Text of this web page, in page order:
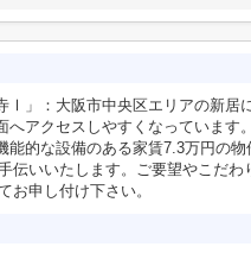
Ⅰ」：大阪市中央区エリアの新居
へアクセスしやすくなっています
能的な設備のある家賃7.3万円の
伝いいたします。ご要望やこだわ
お申し付け下さい。